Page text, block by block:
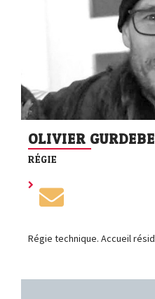
OLIVIER
RÉGIE
Régie technique. Accueil